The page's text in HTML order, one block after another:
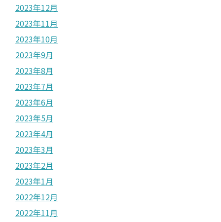
2023年12月
2023年11月
2023年10月
2023年9月
2023年8月
2023年7月
2023年6月
2023年5月
2023年4月
2023年3月
2023年2月
2023年1月
2022年12月
2022年11月